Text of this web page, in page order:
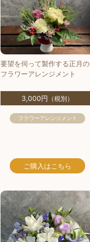
要望を伺って製作する正月の
フラワーアレンジメント
3,000円 （税別）
フラワーアレンジメント
ご購入 はこちら